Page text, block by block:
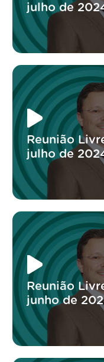
julho de
Reunião
julho de
Reunião
junho de